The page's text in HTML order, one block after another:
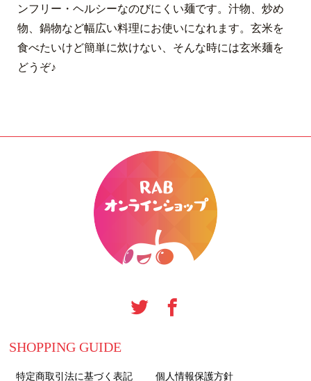
ンフリー・ヘルシーなのびにくい麺です。汁物、炒め
物、鍋物など幅広い料理にお使いになれます。玄米を
食べたいけど簡単に炊けない、そんな時には玄米麺を
どうぞ♪
SHOPPING GUIDE
特定商取引法に基づく表記 個人情報保護方針